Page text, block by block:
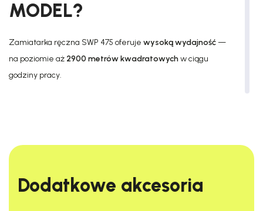
MODEL?
Zamiatarka ręczna SWP 475 oferuje wysoką wydajność—
na poziomie aż 2900 metrów kwadratowychw ciągu
godziny pracy.
Co ważne,napęd zamiatarki został oparty na rozwiązaniu
Dodatkowo zamiatarka jestlekka,ergonomiczna i zajmuje
Dodatkowe akcesoria​